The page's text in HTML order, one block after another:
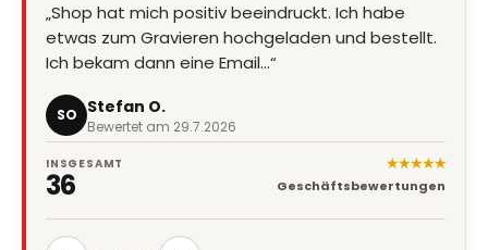
„Shop hat mich positiv beeindruckt. Ich habe
etwas zum Gravieren hochgeladen und bestellt.
Ich bekam dann eine Email…“
SO Stefan O.
Bewertet am 29.7.2026
INSGESAMT
36
★★★★★
Geschäftsbewertungen
‹ ›